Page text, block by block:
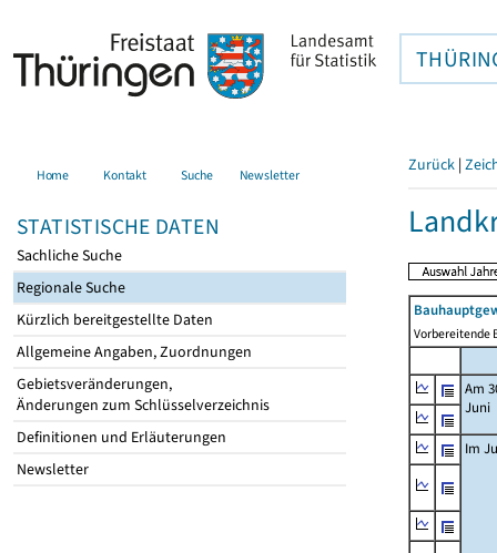
Home Kontakt Suche Newsletter
STATISTISCHE DATEN
Sachliche Suche
Regionale Suche
Kürzlich bereitgestellte Daten
Allgemeine Angaben, Zuordnungen
Gebietsveränderungen,
Änderungen zum Schlüsselverzeichnis
Definitionen und Erläuterungen
Newsletter
Zurück |
Vorbereitende
Am
Juni
Im